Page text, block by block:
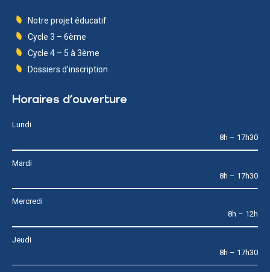
Notre projet éducatif
Cycle 3 – 6ème
Cycle 4 – 5 à 3ème
Dossiers d’inscription
Horaires d’ouverture
Lundi
8h – 17h30
Mardi
8h – 17h30
Mercredi
8h – 12h
Jeudi
8h – 17h30